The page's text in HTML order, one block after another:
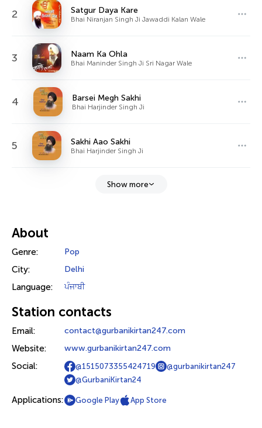
2 Satgur Daya Kare
Bhai Niranjan Singh Ji Jawaddi Kalan Wale
3 Naam Ka Ohla
Bhai Maninder Singh Ji Sri Nagar Wale
4 Barsei Megh Sakhi
Bhai Harjinder Singh Ji
5 Sakhi Aao Sakhi
Bhai Harjinder Singh Ji
Show more
About
Genre: Pop
City: Delhi
Language: ਪੰਜਾਬੀ
Station contacts
Email: contact@gurbanikirtan247.com
Website: www.gurbanikirtan247.com
Social: @1515073355424719
@gurbanikirtan247
@GurbaniKirtan24
Applications: Google Play App Store